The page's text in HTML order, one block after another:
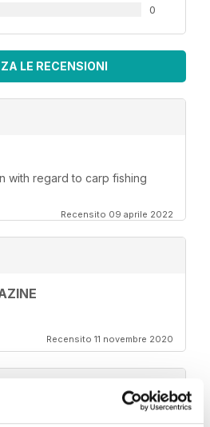
0
LE RECENSIONI
with regard to carp fishing
Recensito 09 aprile 2022
Recensito 11 novembre 2020